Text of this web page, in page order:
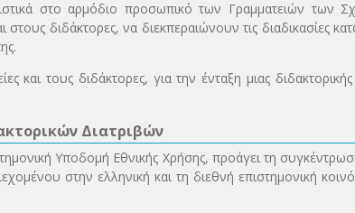
στο αρμόδιο προσωπικό των Γραμματειών των
διδάκτορες, να διεκπεραιώνουν τις διαδικασίες
και τους διδάκτορες, για την ένταξη μιας
Διατριβών
Υποδομή Εθνικής Χρήσης, προάγει τη
στην ελληνική και τη διεθνή επιστημονική